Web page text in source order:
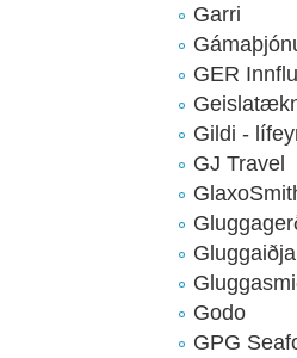
Garri
GER
Gildi -
GJ Travel
Godo
GPG